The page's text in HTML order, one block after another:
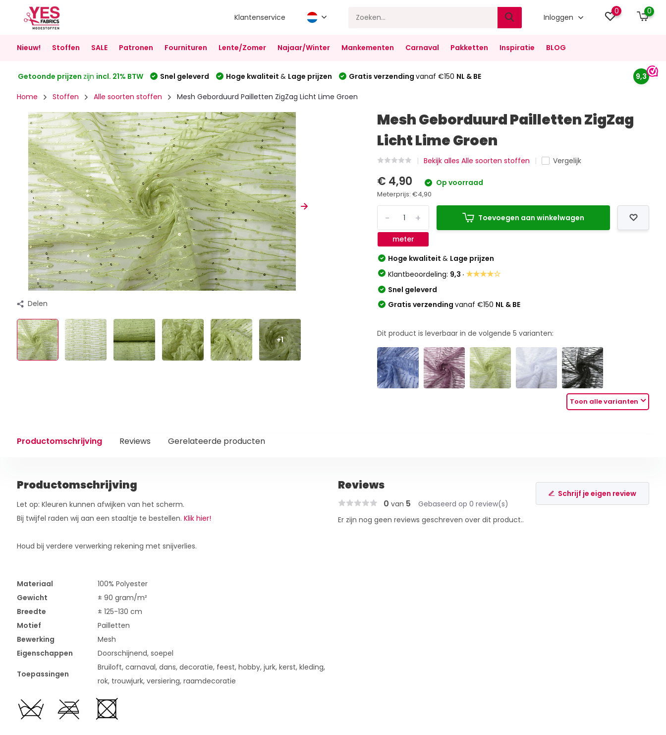
Klantenservice Inloggen
0 0
Nieuw! Stoffen SALE Patronen Fournituren Lente/Zomer Najaar/Winter Mankementen Carnaval Pakketten Inspiratie BLOG
Getoonde prijzen zijn incl. 21% BTW Snel geleverd Hoge kwaliteit & Lage prijzen Gratis verzending vanaf €150 NL & BE 9,3
Home Stoffen Alle soorten stoffen Mesh Geborduurd Pailletten ZigZag Licht Lime Groen
Delen
+1
Mesh Geborduurd Pailletten ZigZag
Licht Lime Groen
Bekijk alles Alle soorten stoffen Vergelijk
€ 4,90 Op voorraad
Meterprijs:€4,90
+
-
meter
Toevoegen aan winkelwagen
Hoge kwaliteit& Lage prijzen
Klantbeoordeling: 9,3 ·★★★★☆
Snel geleverd
Gratis verzendingvanaf €150 NL & BE
Dit product is leverbaar in de volgende5 varianten:
Toon alle varianten
Productomschrijving Reviews Gerelateerde producten
Productomschrijving
Let op: Kleuren kunnen afwijken van het scherm.
Bij twijfel raden wij aan een staaltje te bestellen. Klik hier!
Houd bij verdere verwerking rekening met snijverlies.
Materiaal
100% Polyester
Gewicht
± 90 gram/m²
Breedte
± 125-130 cm
Motief
Pailletten
Bewerking
Mesh
Eigenschappen
Doorschijnend, soepel
Toepassingen
Bruiloft, carnaval, dans, decoratie, feest, hobby, jurk, kerst, kleding,
rok, trouwjurk, versiering, raamdecoratie
Reviews
0 van 5 Gebaseerd op 0 review(s)
Schrijf je eigen review
Er zijn nog geen reviews geschreven over dit product..